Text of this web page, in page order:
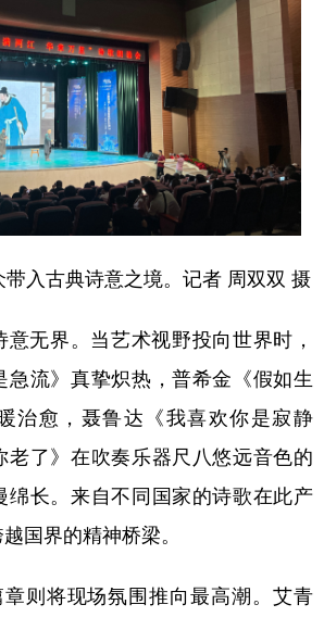
入古典诗意之境。记者 周双双 摄
无界。当艺术视野投向世界时，
急流》真挚炽热，普希金《假如生
治愈，聂鲁达《我喜欢你是寂静
老了》在吹奏乐器尺八悠远音色的
绵长。来自不同国家的诗歌在此产
国界的精神桥梁。
则将现场氛围推向最高潮。艾青